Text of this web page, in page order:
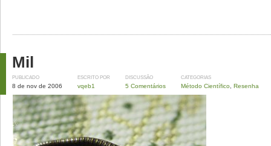
Mil
PUBLICADO
8 de nov de 2006
ESCRITO POR
vqeb1
DISCUSSÃO
5 Comentários
CATEGORIAS
Método Científico Resenha